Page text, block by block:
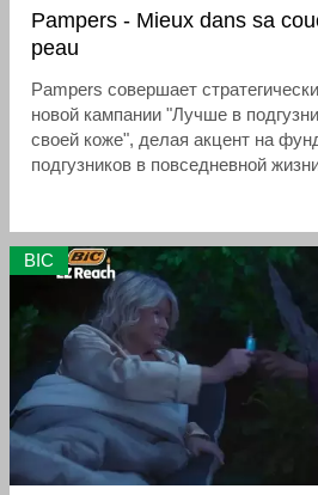
Pampers - Mieux dans sa
peau
Pampers совершает
новой кампании "Лучше в
своей коже", делая акцент на
подгузников в повседневной
BIC